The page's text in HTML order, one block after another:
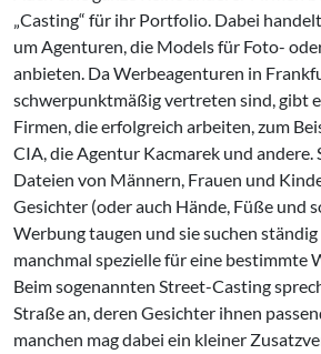
„Casting“ für ihr Portfolio. Dabei
um Agenturen, die Models für Foto-
anbieten. Da Werbeagenturen in
schwerpunktmäßig vertreten sind, gibt
Firmen, die erfolgreich arbeiten, zum
CIA, die Agentur Kacmarek und andere.
Dateien von Männern, Frauen und
Gesichter (oder auch Hände, Füße und
Werbung taugen und sie suchen
manchmal spezielle für eine bestimmte
Beim sogenannten Street-Casting
Straße an, deren Gesichter ihnen
manchen mag dabei ein kleiner